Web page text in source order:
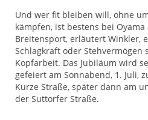
Und wer fit bleiben will, ohne
kämpfen, ist bestens bei
Breitensport, erläutert Winkler,
Schlagkraft oder Stehvermögen
Kopfarbeit. Das Jubiläum wird
gefeiert am Sonnabend, 1. Juli,
Kurze Straße, später dann am
der Suttorfer Straße.